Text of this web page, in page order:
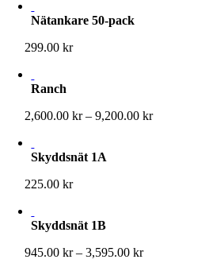
Nätankare 50-pack
299.00kr
Ranch
2,600.00kr – 9,200.00krPrisintervall:
Skyddsnät 1A
225.00kr
Skyddsnät 1B
945.00kr – 3,595.00krPrisintervall: